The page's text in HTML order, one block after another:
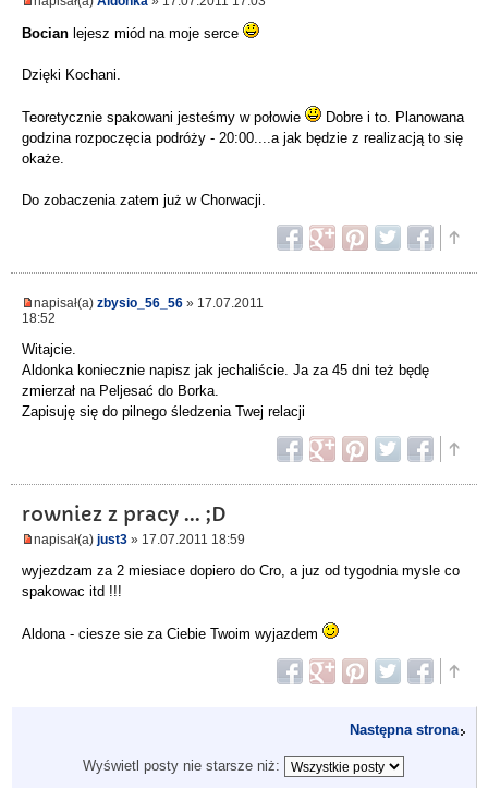
Bocian lejesz miód na moje serce
Dzięki Kochani.
Teoretycznie spakowani jesteśmy w połowie
Dobre i to. Planowana
godzina rozpoczęcia podróży - 20:00....a jak będzie z realizacją to się
okaże.
Do zobaczenia zatem już w Chorwacji.
napisał(a) zbysio_56_56 » 17.07.2011
18:52
Witajcie.
Aldonka koniecznie napisz jak jechaliście. Ja za 45 dni też będę
zmierzał na Peljesać do Borka.
Zapisuję się do pilnego śledzenia Twej relacji
rowniez z pracy ... ;D
napisał(a) just3 » 17.07.2011 18:59
wyjezdzam za 2 miesiace dopiero do Cro, a juz od tygodnia mysle co
spakowac itd !!!
Aldona - ciesze sie za Ciebie Twoim wyjazdem
Następna strona
Wyświetl posty nie starsze niż: